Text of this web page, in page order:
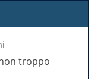
troppo